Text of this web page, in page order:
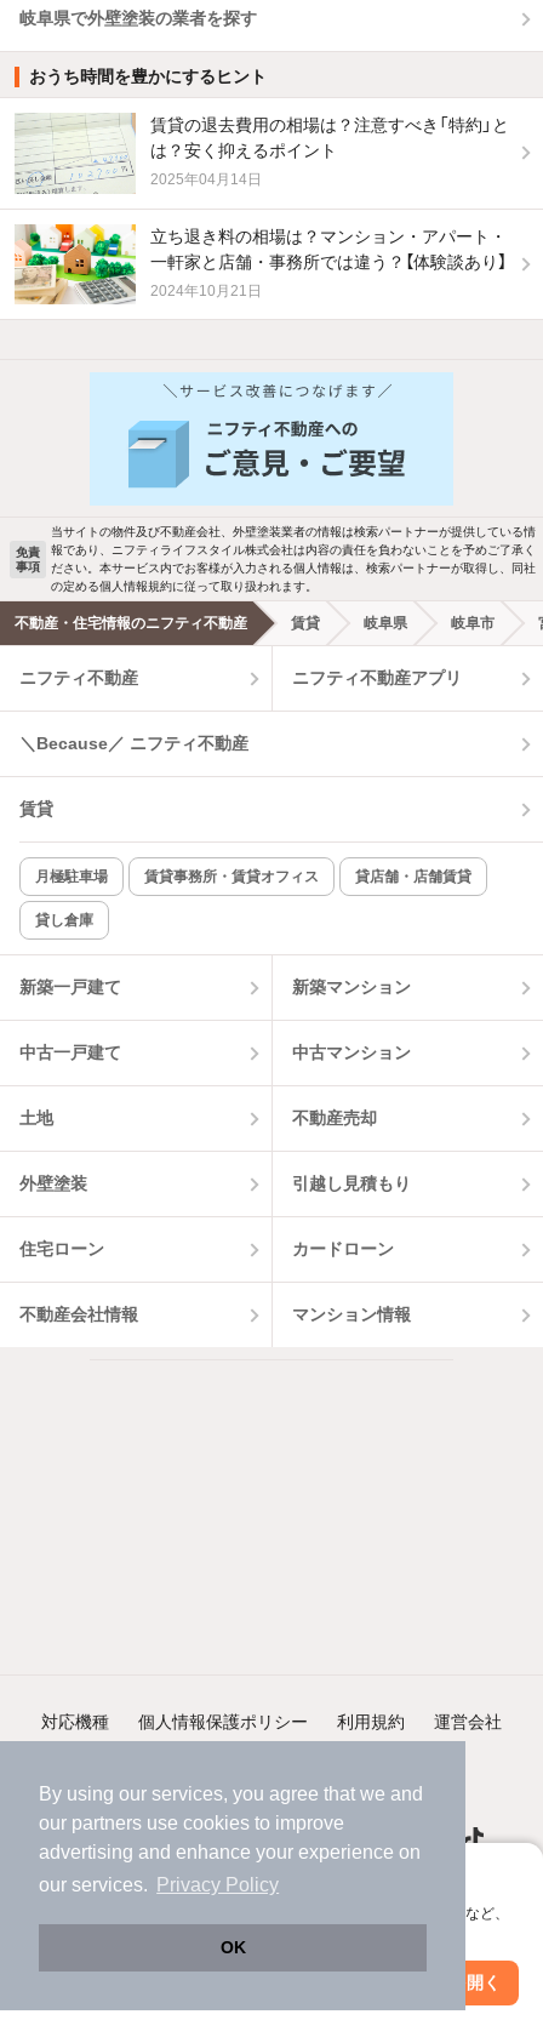
By using our services, you agree that we and
our partners use cookies to improve
advertising and enhance your experience on
our services.
Privacy Policy
OK
アプリに切り替えて、サクサクお部屋探し
会員登録なしですぐ使える。マップ検索やお気に入り保存など、
アプリを開く
岐阜県で外壁塗装の業者を探す
絞り込み条件を変更
おうち時間を豊かにするヒント
賃貸の退去費用の相場は？注意すべき「特約」と
は？安く抑えるポイント
2025年04月14日
立ち退き料の相場は？マンション・アパート・
一軒家と店舗・事務所では違う？【体験談あり】
2024年10月21日
他の人はこんな条件で絞り込んでいます！
バス・トイレ別 2階以上
洗濯機置場あり 独立洗面台
エアコンあり 都市ガス
温水洗浄便座 オートロック
コンロ2口以上
新着のみ インターネット無料
該当件数:
物件一覧に反映
免責
事項
当サイトの物件及び不動産会社、外壁塗装業者の情報は検索パートナーが提供している情
報であり、ニフティライフスタイル株式会社は内容の責任を負わないことを予めご了承く
ださい。本サービス内でお客様が入力される個人情報は、検索パートナーが取得し、同社
の定める個人情報規約に従って取り扱われます。
不動産・住宅情報のニフティ不動産 賃貸 岐阜県 岐阜市
ニフティ不動産 ニフティ不動産アプリ
＼Because／ ニフティ不動産
賃貸
月極駐車場 賃貸事務所・賃貸オフィス 貸店舗・店舗賃貸
貸し倉庫
新築一戸建て 新築マンション
中古一戸建て 中古マンション
土地 不動産売却
外壁塗装 引越し見積もり
住宅ローン カードローン
不動産会社情報 マンション情報
対応機種 個人情報保護ポリシー 利用規約 運営会社
©NIFTY Lifestyle Co., Ltd.